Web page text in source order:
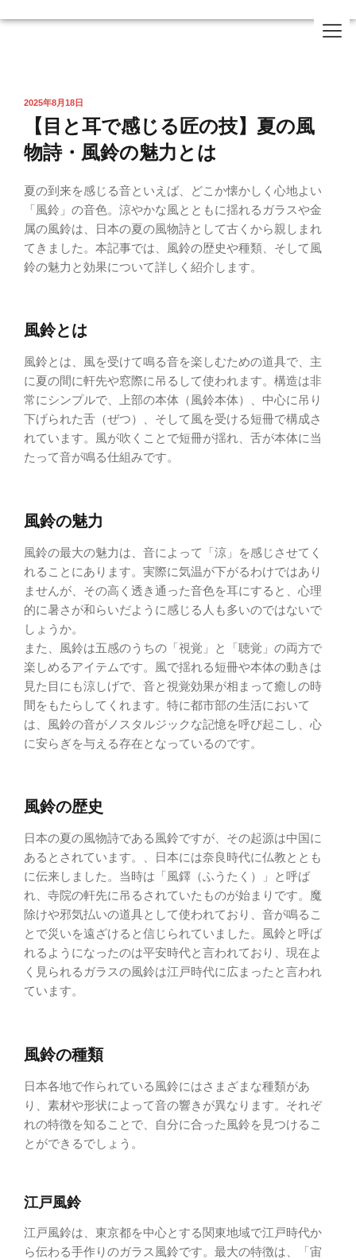
2025年8月18日
【目と耳で感じる匠の技】夏の風
物詩・風鈴の魅力とは
夏の到来を感じる音といえば、どこか懐かしく心地よい
「風鈴」の音色。涼やかな風とともに揺れるガラスや金
属の風鈴は、日本の夏の風物詩として古くから親しまれ
てきました。本記事では、風鈴の歴史や種類、そして風
鈴の魅力と効果について詳しく紹介します。
風鈴とは
風鈴とは、風を受けて鳴る音を楽しむための道具で、主
に夏の間に軒先や窓際に吊るして使われます。構造は非
常にシンプルで、上部の本体（風鈴本体）、中心に吊り
下げられた舌（ぜつ）、そして風を受ける短冊で構成さ
れています。風が吹くことで短冊が揺れ、舌が本体に当
たって音が鳴る仕組みです。
風鈴の魅力
風鈴の最大の魅力は、音によって「涼」を感じさせてく
れることにあります。実際に気温が下がるわけではあり
ませんが、その高く透き通った音色を耳にすると、心理
的に暑さが和らいだように感じる人も多いのではないで
しょうか。
また、風鈴は五感のうちの「視覚」と「聴覚」の両方で
楽しめるアイテムです。風で揺れる短冊や本体の動きは
見た目にも涼しげで、音と視覚効果が相まって癒しの時
間をもたらしてくれます。特に都市部の生活において
は、風鈴の音がノスタルジックな記憶を呼び起こし、心
に安らぎを与える存在となっているのです。
風鈴の歴史
日本の夏の風物詩である風鈴ですが、その起源は中国に
あるとされています。、日本には奈良時代に仏教ととも
に伝来しました。当時は「風鐸（ふうたく）」と呼ば
れ、寺院の軒先に吊るされていたものが始まりです。魔
除けや邪気払いの道具として使われており、音が鳴るこ
とで災いを遠ざけると信じられていました。風鈴と呼ば
れるようになったのは平安時代と言われており、現在よ
く見られるガラスの風鈴は江戸時代に広まったと言われ
ています。
風鈴の種類
日本各地で作られている風鈴にはさまざまな種類があ
り、素材や形状によって音の響きが異なります。それぞ
れの特徴を知ることで、自分に合った風鈴を見つけるこ
とができるでしょう。
江戸風鈴
江戸風鈴は、東京都を中心とする関東地域で江戸時代か
ら伝わる手作りのガラス風鈴です。最大の特徴は、「宙